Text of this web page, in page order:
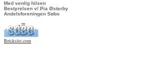
Med venlig hilsen
Bestyrelsen v/ Pia Østerby
Andelsforeningen Søbo
Bricksite.com